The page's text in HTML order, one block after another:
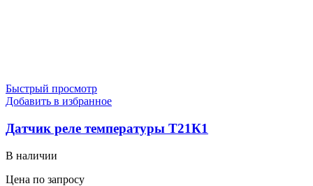
Быстрый просмотр
Добавить в избранное
Датчик реле температуры Т21К1
В наличии
Цена по запросу